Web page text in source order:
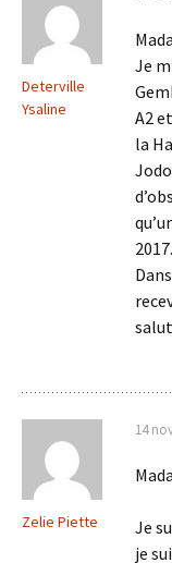
Deterville
Ysaline
Je
A2
la
2017.
Zelie Piette
14
Je
je